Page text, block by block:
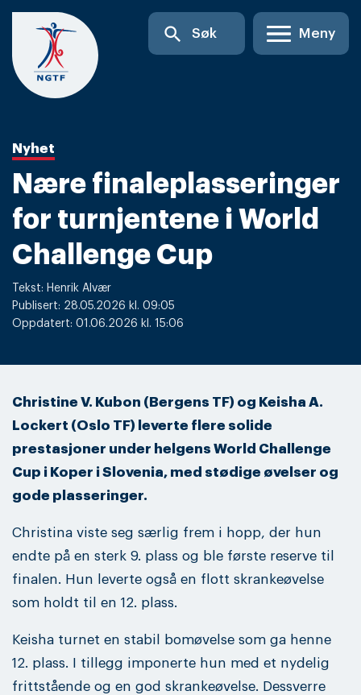
Skip
content
search Søk Meny
Nyhet
Nære finaleplasseringer
for turnjentene i World
Challenge Cup
Tekst: Henrik Alvær
Publisert: 28.05.2026 kl. 09:05
Oppdatert: 01.06.2026 kl. 15:06
Christine V. Kubon (Bergens TF) og Keisha A.
Lockert (Oslo TF) leverte flere solide
prestasjoner under helgens World Challenge
Cup i Koper i Slovenia, med stødige øvelser og
gode plasseringer.
Christina viste seg særlig frem i hopp, der hun
endte på en sterk 9. plass og ble første reserve til
finalen. Hun leverte også en flott skrankeøvelse
som holdt til en 12. plass.
Keisha turnet en stabil bomøvelse som ga henne
12. plass. I tillegg imponerte hun med et nydelig
frittstående og en god skrankeøvelse. Dessverre